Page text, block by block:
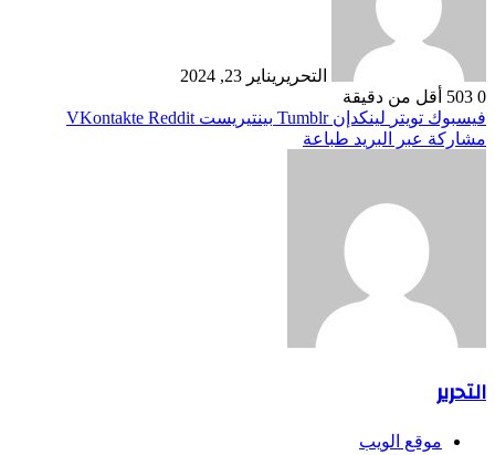
التحرير يناير 23, 2024
0
أقل من دقيقة
فيسبوك تويتر لينكدإن بينتيريست
مشاركة عبر البريد طباعة
التحرير
موقع الويب